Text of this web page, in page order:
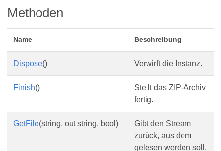
Methoden
Name Beschreibung
Dispose() Verwirft die Instanz.
Finish()
Stellt das ZIP-Archiv
fertig.
GetFile(string, out string, bool)
Gibt den Stream
zurück, aus dem
gelesen werden soll.